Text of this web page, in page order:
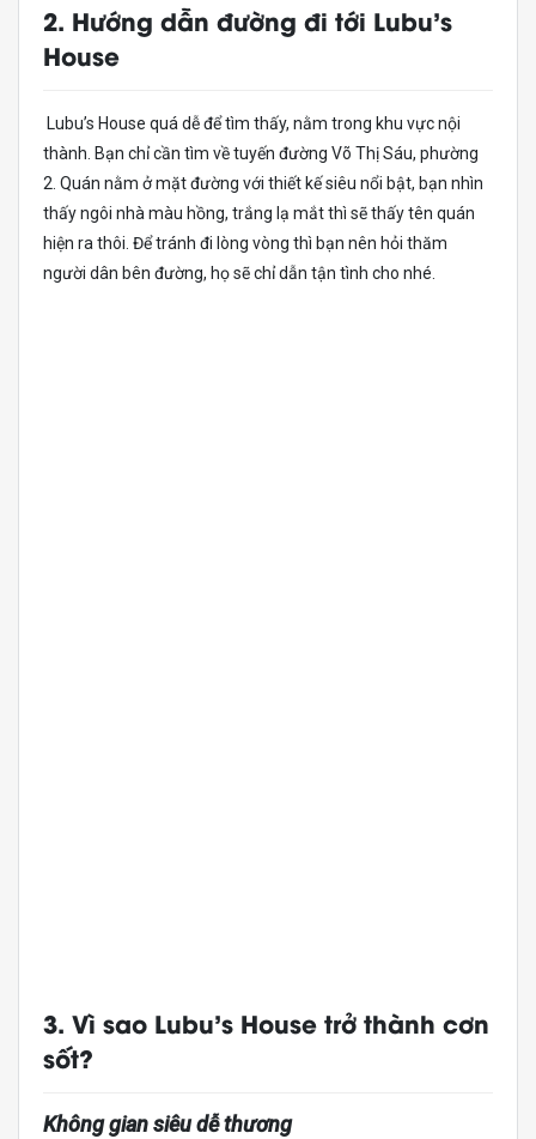
2. Hướng dẫn đường đi tới Lubu’s
House
Lubu’s House quá dễ để tìm thấy, nằm trong khu vực nội
thành. Bạn chỉ cần tìm về tuyến đường Võ Thị Sáu, phường
2. Quán nằm ở mặt đường với thiết kế siêu nổi bật, bạn nhìn
thấy ngôi nhà màu hồng, trắng lạ mắt thì sẽ thấy tên quán
hiện ra thôi. Để tránh đi lòng vòng thì bạn nên hỏi thăm
người dân bên đường, họ sẽ chỉ dẫn tận tình cho nhé.
3. Vì sao Lubu’s House trở thành cơn
sốt?
Không gian siêu dễ thương